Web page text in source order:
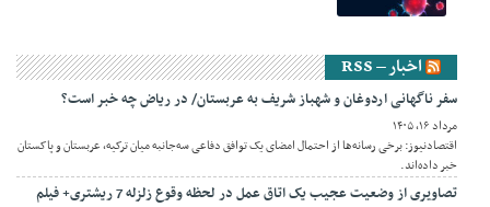
اخبار – RSS
سفر ناگهانی اردوغان و شهباز شریف به عربستان/ در ریاض چه خبر است؟
مرداد ۱۶, ۱۴۰۵
اقتصادنیوز: برخی رسانه‌ها از احتمال امضای یک توافق دفاعی سه‌جانبه میان ترکیه، عربستان و پاکستان
خبر داده‌اند.
تصاویری از وضعیت عجیب یک اتاق عمل در لحظه وقوع زلزله 7 ریشتری+ فیلم